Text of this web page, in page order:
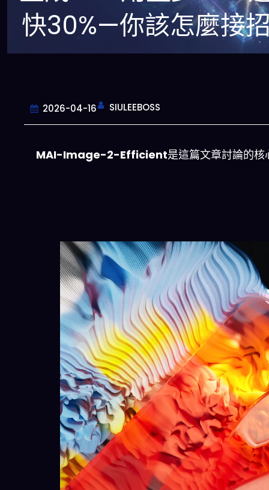
快30%—你該怎麼接
2026-04-16 SIULEEBOSS
MAI-Image-2-Efficient是這篇文章討論的核